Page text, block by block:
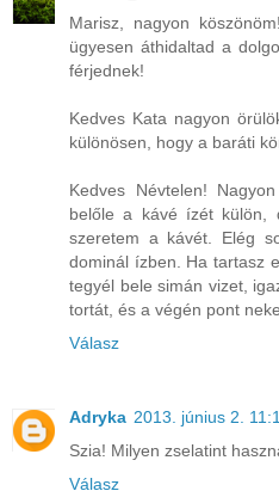
Marisz, nagyon
ügyesen áthidaltad a
férjednek!
Kedves Kata nagyon
különösen, hogy a baráti
Kedves Névtelen!
belőle a kávé ízét külön,
szeretem a kávét. Elég
dominál ízben. Ha tartasz
tegyél bele simán vizet,
tortát, és a végén pont
Válasz
Adryka 2013. június 2.
Szia! Milyen zselatint
Válasz